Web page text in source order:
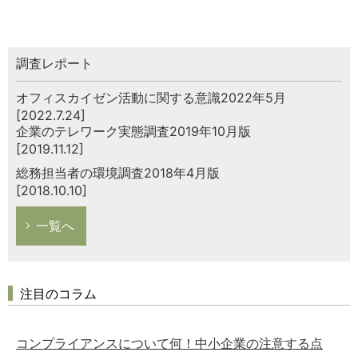
調査レポート
オフィスカイゼン活動に関する意識2022年5月
[2022.7.24]
企業のテレワーク実態調査2019年10月版
[2019.11.12]
総務担当者の環境調査2018年4月版
[2018.10.10]
一覧へ
注目のコラム
コンプライアンスについて何！中小企業の注意する点